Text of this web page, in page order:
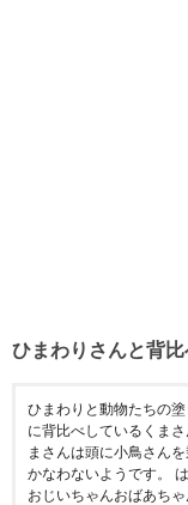
ひまわりさんと背比
ひまわりと動物たちの
に背比べしているくま
まさんは頭に小鳥さん
かなわないようです。
おじいちゃんおばあち